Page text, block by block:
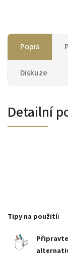
Popis
Diskuze
Detailní
Tipy na použití: